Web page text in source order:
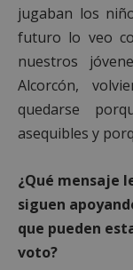
jugaban los
futuro lo veo
nuestros
Alcorcón,
quedarse
asequibles y
¿Qué mensaje
siguen
que pueden
voto?